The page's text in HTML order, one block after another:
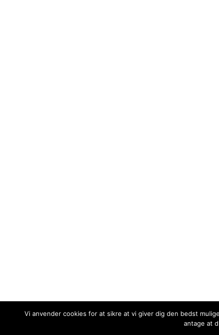
Vi anvender cookies for at sikre at vi giver dig den bedst
antage at